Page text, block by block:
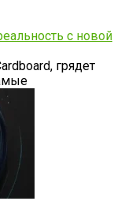
с новой
грядет